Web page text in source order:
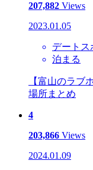
207,882 Views
2023.01.05
デートス
泊まる
【富山のラブ
場所まとめ
4
203,866 Views
2024.01.09